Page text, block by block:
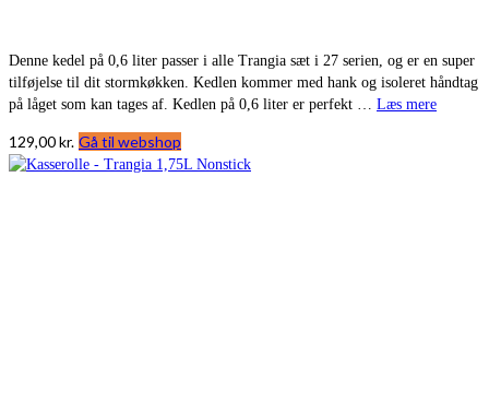
Denne kedel på 0,6 liter passer i alle Trangia sæt i 27 serien, og er en super
tilføjelse til dit stormkøkken. Kedlen kommer med hank og isoleret håndtag
på låget som kan tages af. Kedlen på 0,6 liter er perfekt … Læs mere
129,00kr. Gå til webshop